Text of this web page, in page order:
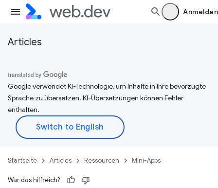
Anmelden
Articles
Google verwendet KI-Technologie, um Inhalte in Ihre bevorzugte
Sprache zu übersetzen. KI-Übersetzungen können Fehler
enthalten.
Startseite Articles Ressourcen Mini-Apps
War das hilfreich?